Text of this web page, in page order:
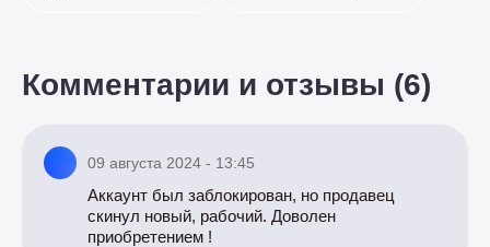
Комментарии и отзывы (6)
09 августа 2024 - 13:45
Аккаунт был заблокирован, но продавец
скинул новый, рабочий. Доволен
приобретением !